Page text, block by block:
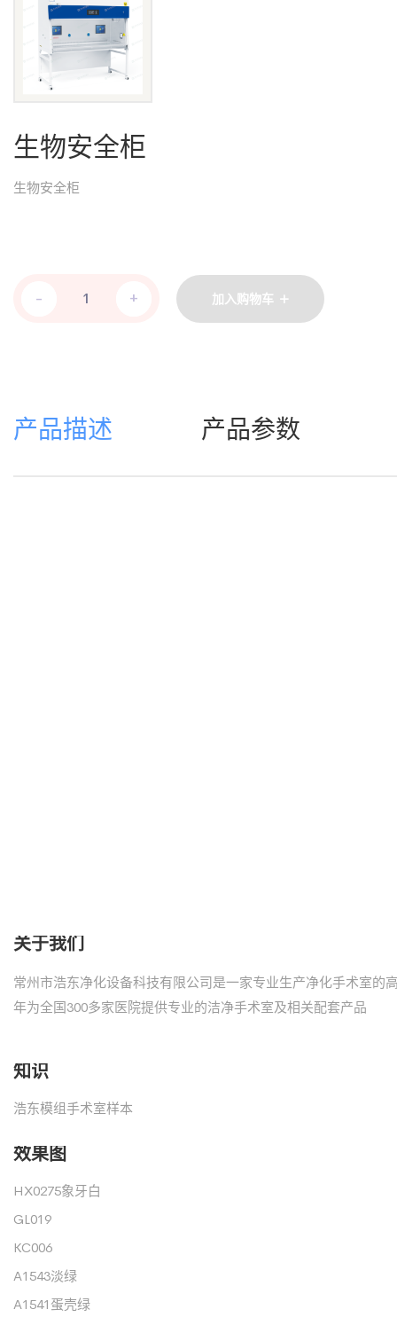
生物安全柜
生物安全柜
- +
- + 加入购物车
产品描述 产品参数
关于我们
常州市浩东净化设备科技有限公司是一家专业生产净化手术室的
年为全国300多家医院提供专业的洁净手术室及相关配套产品
知识
浩东模组手术室样本
效果图
HX0275象牙白
GL019
KC006
A1543淡绿
A1541蛋壳绿